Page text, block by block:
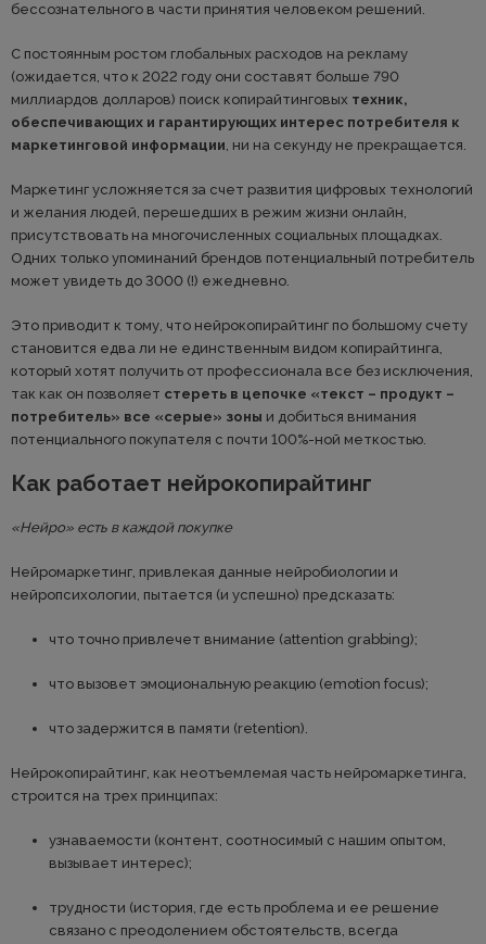
бессознательного в части принятия человеком решений.
С постоянным ростом глобальных расходов на рекламу
(ожидается, что к 2022 году они составят больше 790
миллиардов долларов) поиск копирайтинговых техник,
обеспечивающих и гарантирующих интерес потребителя к
маркетинговой информации, ни на секунду не прекращается.
Маркетинг усложняется за счет развития цифровых технологий
и желания людей, перешедших в режим жизни онлайн,
присутствовать на многочисленных социальных площадках.
Одних только упоминаний брендов потенциальный потребитель
может увидеть до 3000 (!) ежедневно.
Это приводит к тому, что нейрокопирайтинг по большому счету
становится едва ли не единственным видом копирайтинга,
который хотят получить от профессионала все без исключения,
так как он позволяет стереть в цепочке «текст – продукт –
потребитель» все «серые» зоны и добиться внимания
потенциального покупателя с почти 100%-ной меткостью.
Как работает нейрокопирайтинг
«Нейро» есть в каждой покупке
Нейромаркетинг, привлекая данные нейробиологии и
нейропсихологии, пытается (и успешно) предсказать:
что точно привлечет внимание (attention grabbing);
что вызовет эмоциональную реакцию (emotion focus);
что задержится в памяти (retention).
Нейрокопирайтинг, как неотъемлемая часть нейромаркетинга,
строится на трех принципах:
узнаваемости (контент, соотносимый с нашим опытом,
вызывает интерес);
трудности (история, где есть проблема и ее решение
связано с преодолением обстоятельств, всегда